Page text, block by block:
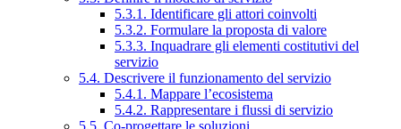
5.3.1. Identificare gli attori coinvolti
5.3.2. Formulare la proposta di valore
5.3.3. Inquadrare gli elementi costitutivi del
servizio
5.4. Descrivere il funzionamento del servizio
5.4.1. Mappare l’ecosistema
5.4.2. Rappresentare i flussi di servizio
5.5. Co-progettare le soluzioni